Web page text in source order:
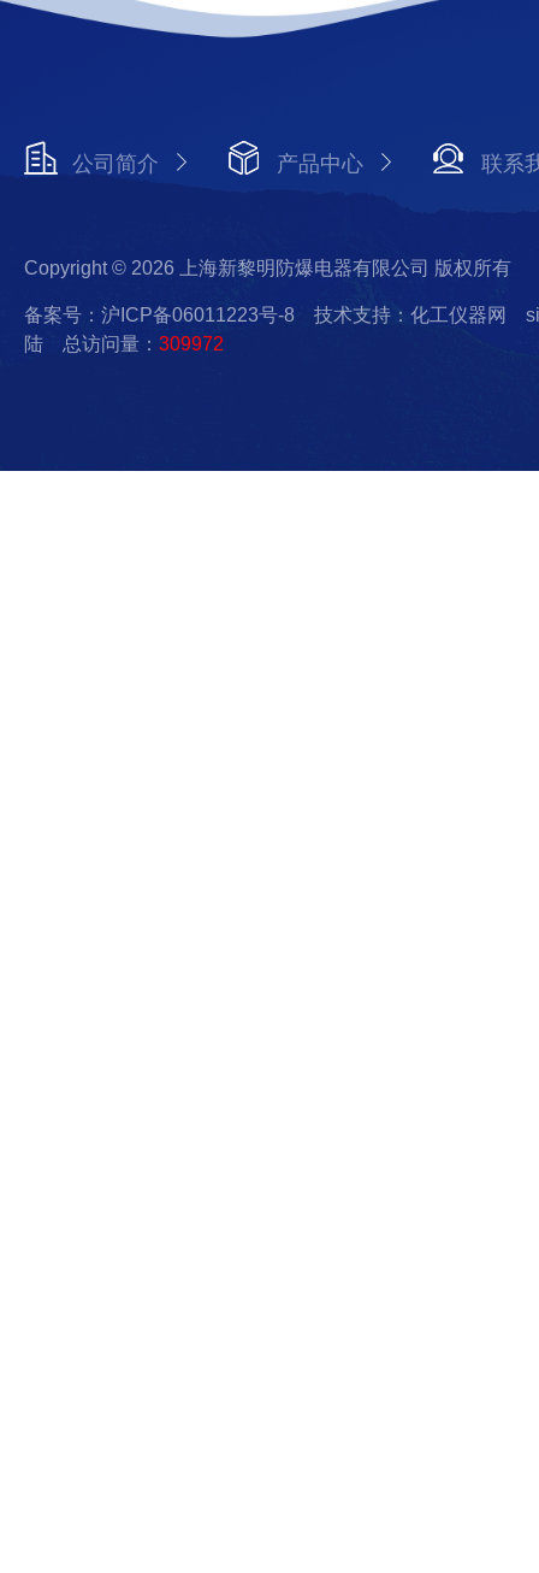
公司简介 产品中心 联系
Copyright © 2026 上海新黎明防爆电器有限公司 版权所有
备案号：沪ICP备06011223号-8 技术支持：化工仪器网
陆 总访问量： 309972